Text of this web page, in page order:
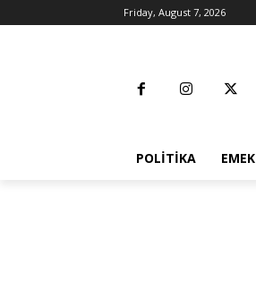
Friday, August 7, 2026
POLITIKA EMEK